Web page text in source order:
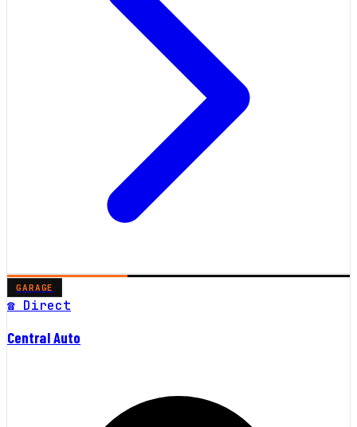
GARAGE
☎ Direct
Central Auto